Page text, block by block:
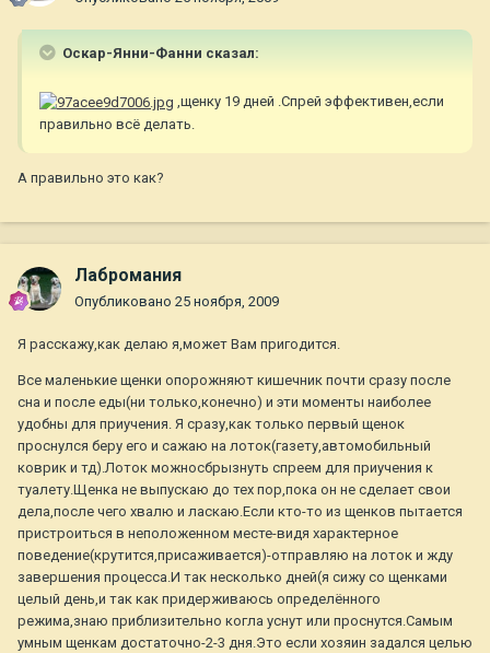
Оскар-Янни-Фанни сказал:
,щенку 19 дней .Спрей эффективен,если
правильно всё делать.
А правильно это как?
Лабромания
Опубликовано 25 ноября, 2009
Я расскажу,как делаю я,может Вам пригодится.
Все маленькие щенки опорожняют кишечник почти сразу после
сна и после еды(ни только,конечно) и эти моменты наиболее
удобны для приучения. Я сразу,как только первый щенок
проснулся беру его и сажаю на лоток(газету,автомобильный
коврик и тд).Лоток можносбрызнуть спреем для приучения к
туалету.Щенка не выпускаю до тех пор,пока он не сделает свои
дела,после чего хвалю и ласкаю.Если кто-то из щенков пытается
пристроиться в неположенном месте-видя характерное
поведение(крутится,присаживается)-отправляю на лоток и жду
завершения процесса.И так несколько дней(я сижу со щенками
целый день,и так как придерживаюсь определённого
режима,знаю приблизительно когла уснут или проснутся.Самым
умным щенкам достаточно-2-3 дня.Это если хозяин задался целью